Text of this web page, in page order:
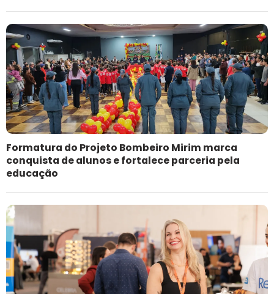
Formatura do Projeto Bombeiro Mirim marca
conquista de alunos e fortalece parceria pela
educação